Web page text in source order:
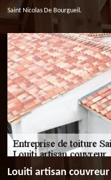
Saint Nicolas De Bourgueil.
Louiti artisan